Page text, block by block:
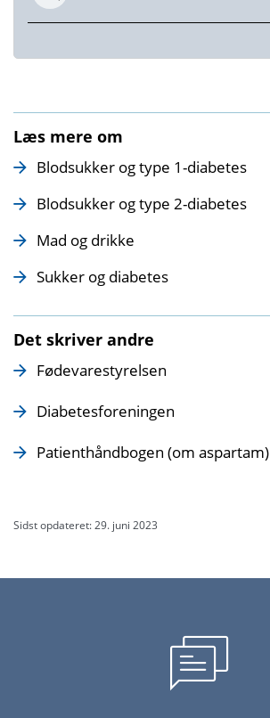
Læs mere om
Blodsukker og type 1-diabetes
Blodsukker og type 2-diabetes
Mad og drikke
Sukker og diabetes
Det skriver andre
Fødevarestyrelsen
Diabetesforeningen
Patienthåndbogen (om aspartam)
Sidst opdateret: 29. juni 2023